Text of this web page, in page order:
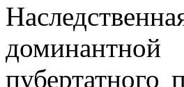
доминантной
пубертатного